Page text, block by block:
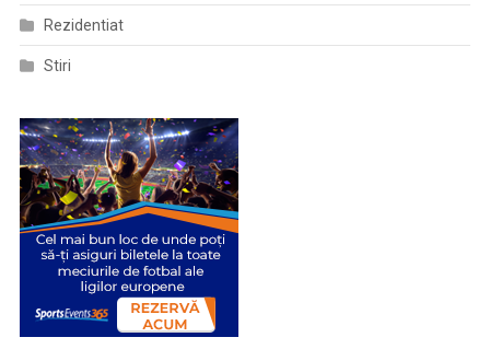
Rezidentiat
Stiri